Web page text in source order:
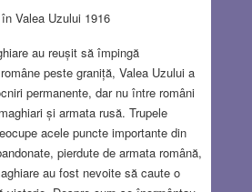
Valea Uzului 1916
au reușit să împingă
peste graniță, Valea Uzului a
permanente, dar nu între români
și armata rusă. Trupele
acele puncte importante din
pierdute de armata română,
au fost nevoite să caute o